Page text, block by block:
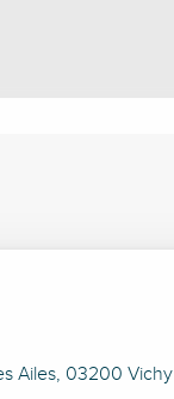
Ailes, 03200 Vichy